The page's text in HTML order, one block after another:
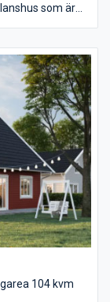
som är
och sina
modernt
vid köksön, i
i. I centrum, en
middagar.
generösa
i
104 kvm